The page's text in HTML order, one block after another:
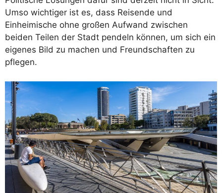
Umso wichtiger ist es, dass Reisende und
Einheimische ohne großen Aufwand zwischen
beiden Teilen der Stadt pendeln können, um sich ein
eigenes Bild zu machen und Freundschaften zu
pflegen.